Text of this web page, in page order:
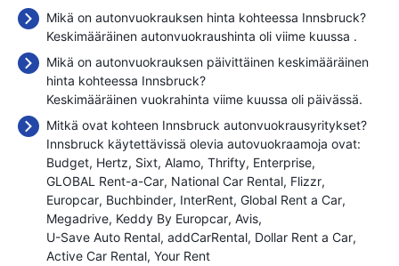
Mikä on autonvuokrauksen hinta kohteessa Innsbruck?
Keskimääräinen autonvuokraushinta oli viime kuussa .
Mikä on autonvuokrauksen päivittäinen keskimääräinen
hinta kohteessa Innsbruck?
Keskimääräinen vuokrahinta viime kuussa oli päivässä.
Mitkä ovat kohteen Innsbruck autonvuokrausyritykset?
Innsbruck käytettävissä olevia autovuokraamoja ovat:
Budget Hertz Sixt Alamo Thrifty Enterprise
GLOBAL Rent-a-Car National Car Rental Flizzr
Europcar Buchbinder InterRent Global Rent a Car
Megadrive Keddy By Europcar Avis
U-Save Auto Rental addCarRental Dollar Rent a Car
Active Car Rental Your Rent